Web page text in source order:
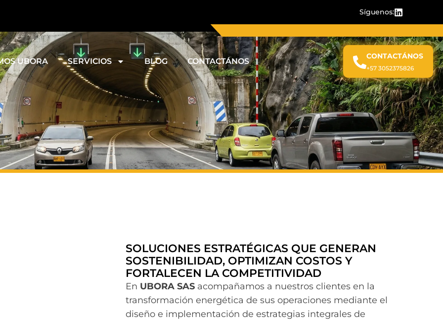
Síguenos:
UBORA SERVICIOS BLOG CONTACTÁNOS
CONTACTÁNOS
+57 3052375826
SOLUCIONES ESTRATÉGICAS QUE GENERAN
SOSTENIBILIDAD, OPTIMIZAN COSTOS Y
FORTALECEN LA COMPETITIVIDAD
En UBORA SAS acompañamos a nuestros clientes en la
transformación energética de sus operaciones mediante el
diseño e implementación de estrategias integrales de